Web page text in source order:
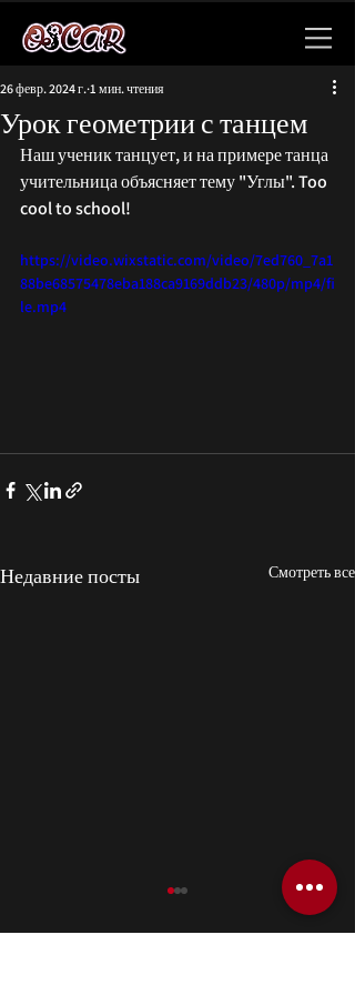
Урок геометрии с танцем
26 февр. 2024 г. 1 мин. чтения
Наш ученик танцует, и на примере танца
учительница объясняет тему "Углы". Too
cool to school!
https://video.wixstatic.com/video/7ed760_7a1
88be68575478eba188ca9169ddb23/480p/mp4/fi
le.mp4
Недавние посты Смотреть все